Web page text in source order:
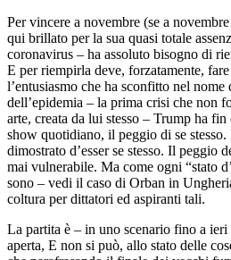
Per vincere a novembre (se a
qui brillato per la sua quasi totale
coronavirus – ha assoluto bisogno di
E per riempirla deve, forzatamente,
l’entusiasmo che ha sconfitto nel
dell’epidemia – la prima crisi che non
arte, creata da lui stesso – Trump ha
show quotidiano, il peggio di se
dimostrato d’esser se stesso. Il peggio
mai vulnerabile. Ma come ogni “stato
sono – vedi il caso di Orban in
coltura per dittatori ed aspiranti tali.
La partita è – in uno scenario fino a ieri
aperta, E non si può, allo stato delle